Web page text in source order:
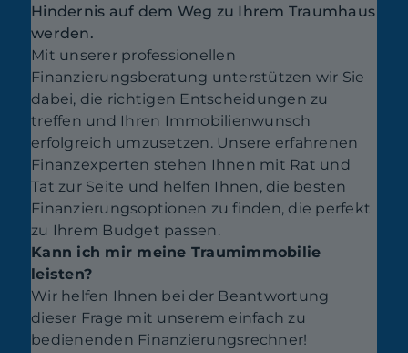
Hindernis auf dem Weg zu Ihrem Traumhaus
werden.
Mit unserer professionellen
Finanzierungsberatung unterstützen wir Sie
dabei, die richtigen Entscheidungen zu
treffen und Ihren Immobilienwunsch
erfolgreich umzusetzen. Unsere erfahrenen
Finanzexperten stehen Ihnen mit Rat und
Tat zur Seite und helfen Ihnen, die besten
Finanzierungsoptionen zu finden, die perfekt
zu Ihrem Budget passen.
Kann ich mir meine Traumimmobilie
leisten?
Wir helfen Ihnen bei der Beantwortung
dieser Frage mit unserem einfach zu
bedienenden Finanzierungsrechner!